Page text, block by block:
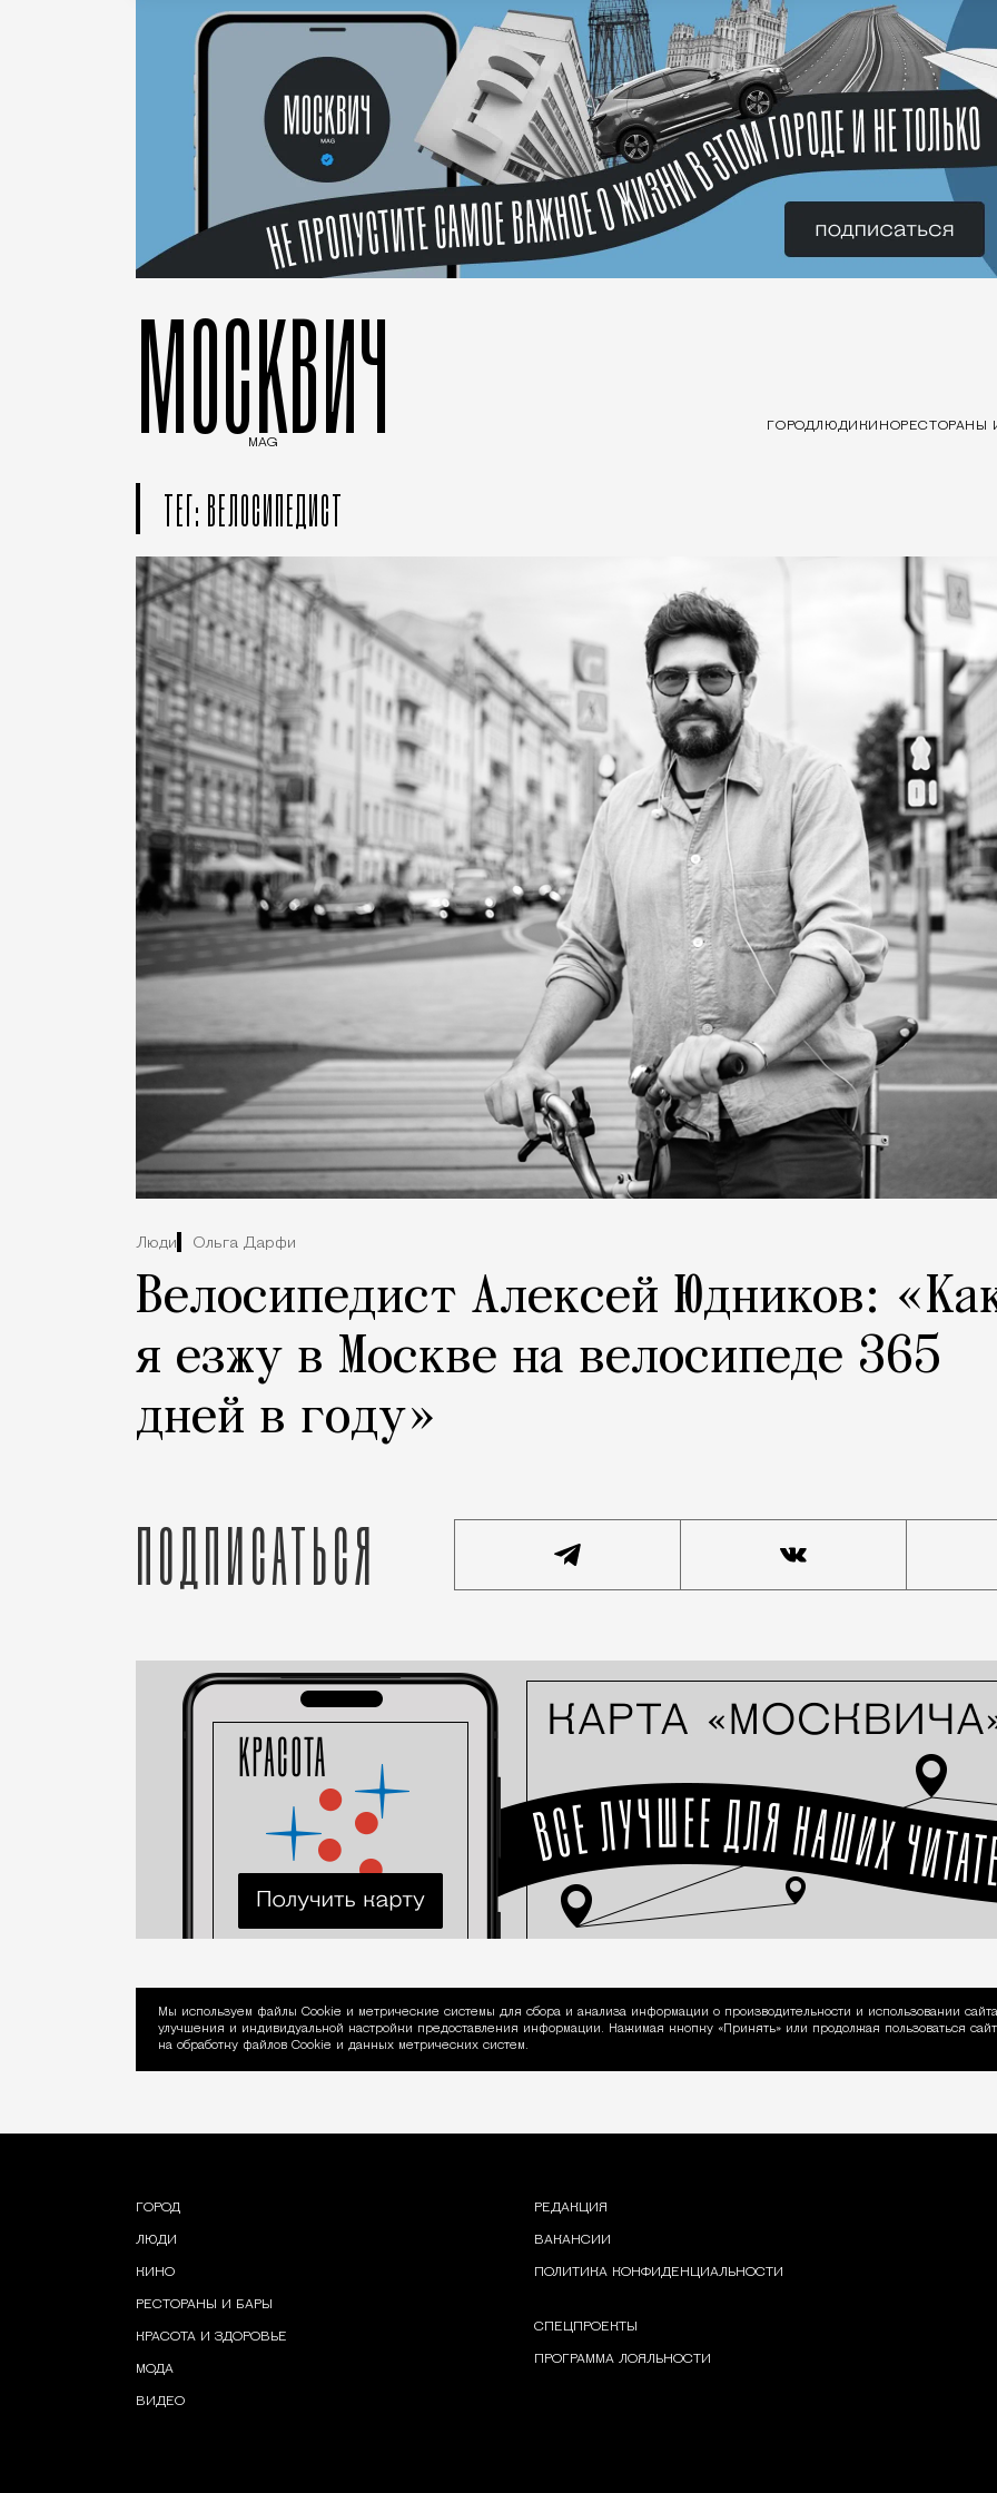
МОСКВИЧ
MAG
ГОРОДЛЮДИ КИНОРЕСТОРАНЫ
ТЕГ: ВЕЛОСИПЕДИСТ
Люди Ольга Дарфи
Велосипедист Алексей Юдников:
я езжу в Москве на велосипеде 365
дней в году»
Подписаться
Уведомление об использовании Cookie
Мы используем файлы Сookie и метрические системы для сбора и анализа информации о производительности и использовании
улучшения и индивидуальной настройки предоставления информации. Нажимая кнопку «Принять» или продолжая пользоваться
на обработку файлов Cookie и данных метрических систем.
ГОРОД
ЛЮДИ
КИНО
РЕСТОРАНЫ И БАРЫ
КРАСОТА И ЗДОРОВЬЕ
МОДА
ВИДЕО
РЕДАКЦИЯ
ВАКАНСИИ
ПОЛИТИКА КОНФИДЕНЦИАЛЬНОСТИ
СПЕЦПРОЕКТЫ
ПРОГРАММА ЛОЯЛЬНОСТИ